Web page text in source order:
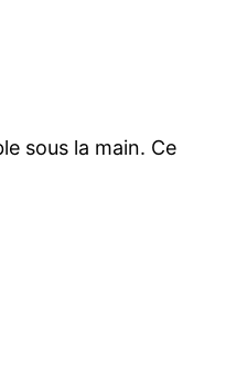
sous la main. Ce